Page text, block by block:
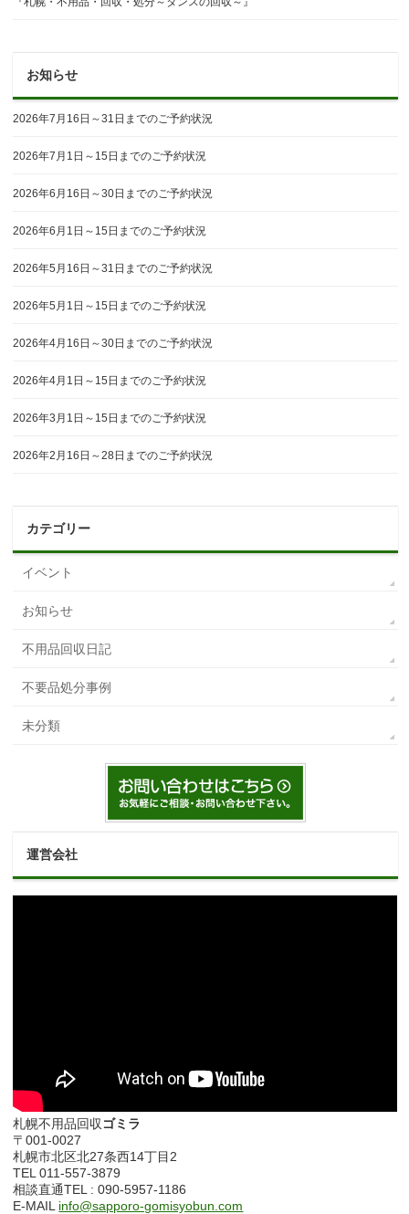
お知らせ
2026年7月16日～31日までのご予約状況
2026年7月1日～15日までのご予約状況
2026年6月16日～30日までのご予約状況
2026年6月1日～15日までのご予約状況
2026年5月16日～31日までのご予約状況
2026年5月1日～15日までのご予約状況
2026年4月16日～30日までのご予約状況
2026年4月1日～15日までのご予約状況
2026年3月1日～15日までのご予約状況
2026年2月16日～28日までのご予約状況
カテゴリー
イベント
お知らせ
不用品回収日記
不要品処分事例
未分類
運営会社
札幌不用品回収 ゴミラ
〒001-0027
札幌市北区北27条西14丁目2
TEL 011-557-3879
相談直通TEL : 090-5957-1186
E-MAIL info@sapporo-gomisyobun.com